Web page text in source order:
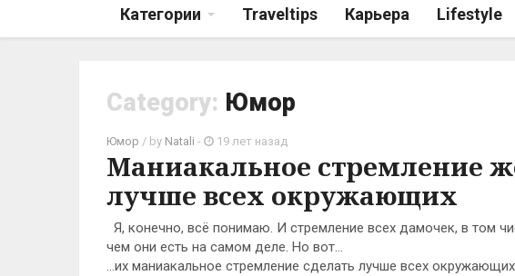
Категории Traveltips Карьера Lifestyle
Category: Юмор
Юмор / by Natali - 19 лет назад
Маниакальное стремление
лучше всех окружающих
Я, конечно, всё понимаю. И стремление всех дамочек, в том
чем они есть на самом деле. Но вот…
…их маниакальное стремление сделать лучше всех